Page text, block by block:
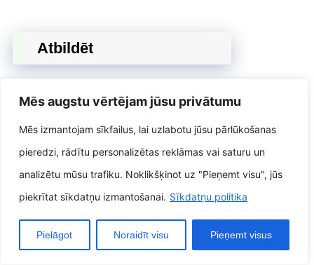
Mēs augstu vērtējam jūsu privātumu
Mēs izmantojam sīkfailus, lai uzlabotu jūsu pārlūkošanas
pieredzi, rādītu personalizētas reklāmas vai saturu un
analizētu mūsu trafiku. Noklikšķinot uz "Pieņemt visu", jūs
piekrītat sīkdatņu izmantošanai. Sīkdatņu politika
Pielāgot Noraidīt visu Pieņemt visus
Atbildēt
Jūsu e-pasta adrese netiks publicēta. Obligātie lauki ir atzīmēti kā
Komentārs *